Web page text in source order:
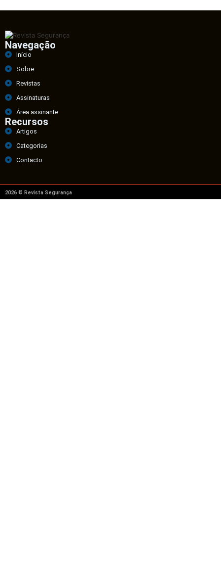
Navegação
Início
Sobre
Revistas
Assinaturas
Área assinante
Recursos
Artigos
Categorias
Contacto
2026 © Revista Segurança